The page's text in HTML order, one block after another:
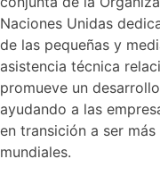
Naciones Unidas
de las pequeñas y
asistencia técnica
promueve un
ayudando a las
en transición a ser
mundiales.